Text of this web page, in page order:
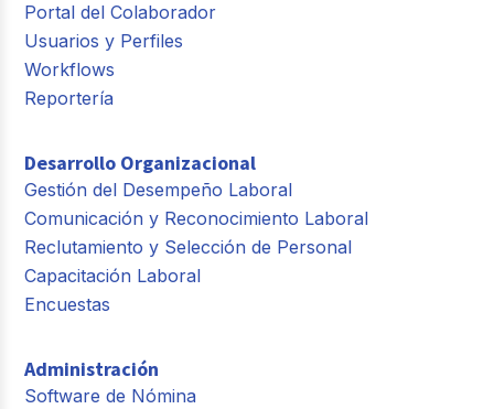
Portal del Colaborador
Usuarios y Perfiles
Workflows
Reportería
Desarrollo Organizacional
Gestión del Desempeño Laboral
Comunicación y Reconocimiento Laboral
Reclutamiento y Selección de Personal
Capacitación Laboral
Encuestas
Administración
Software de Nómina